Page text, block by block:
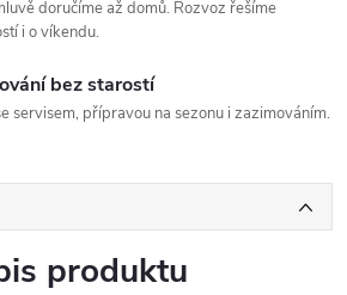
doručíme až domů. Rozvoz řešíme
i o víkendu.
bez starostí
servisem, přípravou na sezonu i zazimováním.
produktu